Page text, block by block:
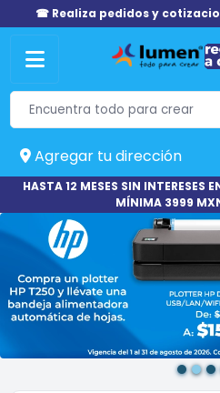
☎ Realiza pedidos y
Agregar tu dirección
HASTA 12 MESES SIN INTERESES
MÍNIMA 3999